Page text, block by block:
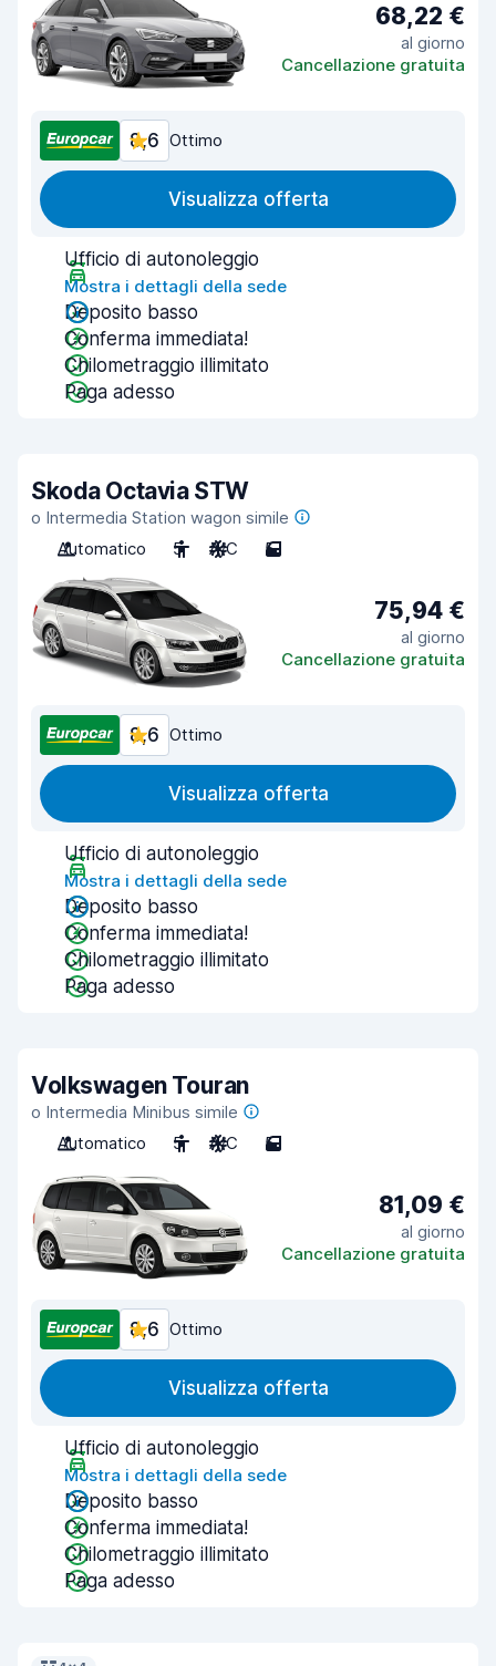
68,22 €
al giorno
Cancellazione gratuita
8,6 Ottimo
Visualizza offerta
Ufficio di autonoleggio
Mostra i dettagli della sede
Deposito basso
Conferma immediata!
Chilometraggio illimitato
Paga adesso
Skoda Octavia STW
o Intermedia Station wagon simile
Automatico
5 A/C 5
75,94 €
al giorno
Cancellazione gratuita
8,6 Ottimo
Visualizza offerta
Ufficio di autonoleggio
Mostra i dettagli della sede
Deposito basso
Conferma immediata!
Chilometraggio illimitato
Paga adesso
Volkswagen Touran
o Intermedia Minibus simile
Automatico
5 A/C 5
81,09 €
al giorno
Cancellazione gratuita
8,6 Ottimo
Visualizza offerta
Ufficio di autonoleggio
Mostra i dettagli della sede
Deposito basso
Conferma immediata!
Chilometraggio illimitato
Paga adesso